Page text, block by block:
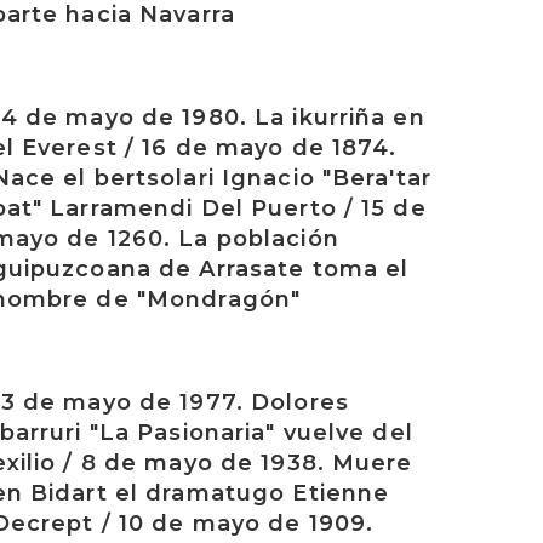
hacia Navarra
de mayo de 1980. La ikurriña en
Everest / 16 de mayo de 1874.
el bertsolari Ignacio "Bera'tar
Larramendi Del Puerto / 15 de
de 1260. La población
de Arrasate toma el
de "Mondragón"
de mayo de 1977. Dolores
"La Pasionaria" vuelve del
/ 8 de mayo de 1938. Muere
Bidart el dramatugo Etienne
/ 10 de mayo de 1909.